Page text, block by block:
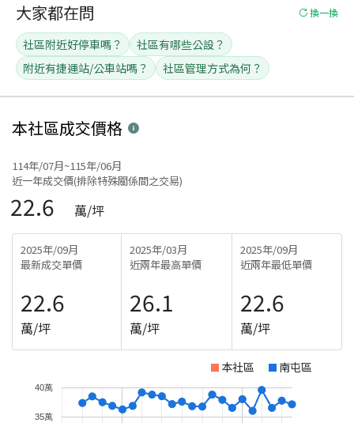
大家都在問 換一換
社區附近好停車嗎？
社區有哪些公設？
附近有捷運站/公車站嗎？
社區管理方式為何？
本社區成交價格
114年/07月~115年/06月
近一年成交價(排除特殊關係間之交易)
22.6 萬/坪
2025年/09月
最新成交單價
22.6
萬/坪
2025年/03月
近兩年最高單價
26.1
萬/坪
2025年/09月
近兩年最低單價
22.6
萬/坪
本社區 南屯區
35萬
40萬